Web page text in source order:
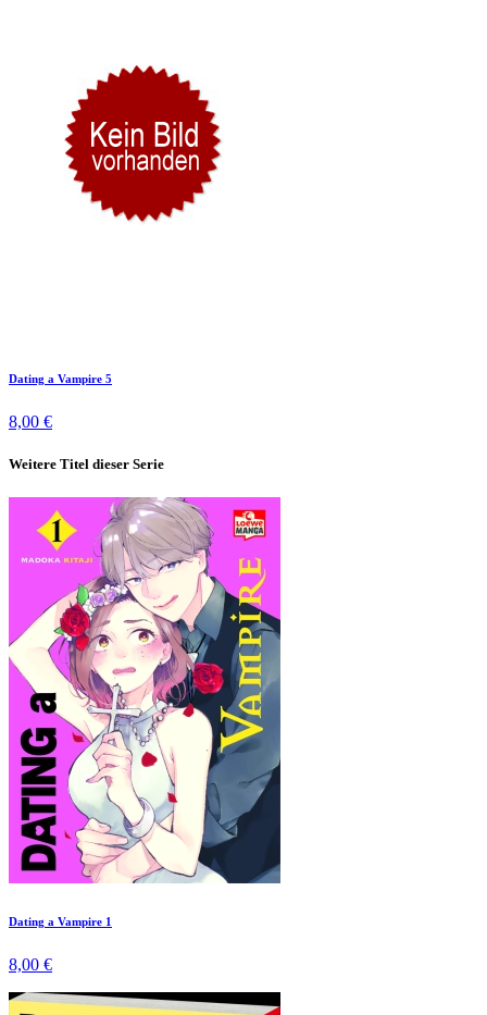
Dating a Vampire 5
8,00 €
Weitere Titel dieser Serie
Dating a Vampire 1
8,00 €